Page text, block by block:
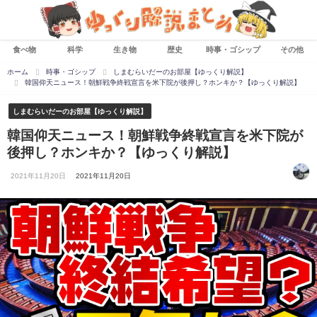
食べ物 科学 生き物 歴史 時事・ゴシップ その他
ホーム 時事・ゴシップ
しまむらいだーのお部屋【ゆっくり解説】
韓国仰天ニュース！朝鮮戦争終戦宣言を米下院が後押し？ホンキか？【ゆっくり解説】
しまむらいだーのお部屋【ゆっくり解説】
韓国仰天ニュース！朝鮮戦争終戦宣言を米下院が
後押し？ホンキか？【ゆっくり解説】
2021年11月20日 2021年11月20日